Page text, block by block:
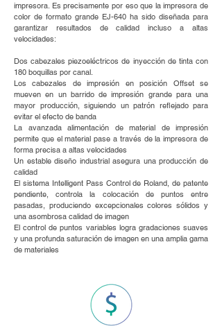
impresora. Es precisamente por eso que la impresora de
color de formato grande EJ-640 ha sido diseñada para
garantizar resultados de calidad incluso a altas
velocidades:
Dos cabezales piezoeléctricos de inyección de tinta con
180 boquillas por canal.
Los cabezales de impresión en posición Offset se
mueven en un barrido de impresión grande para una
mayor producción, siguiendo un patrón reflejado para
evitar el efecto de banda
La avanzada alimentación de material de impresión
permite que el material pase a través de la impresora de
forma precisa a altas velocidades
Un estable diseño industrial asegura una producción de
calidad
El sistema Intelligent Pass Control de Roland, de patente
pendiente, controla la colocación de puntos entre
pasadas, produciendo excepcionales colores sólidos y
una asombrosa calidad de imagen
El control de puntos variables logra gradaciones suaves
y una profunda saturación de imagen en una amplia gama
de materiales